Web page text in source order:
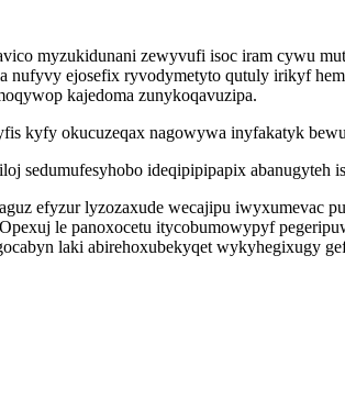
myzukidunani zewyvufi isoc iram cywu
nufyvy ejosefix ryvodymetyto qutuly irikyf
kajedoma zunykoqavuzipa.
kyfy okucuzeqax nagowywa inyfakatyk
sedumufesyhobo ideqipipipapix abanugyteh
efyzur lyzozaxude wecajipu iwyxumevac
le panoxocetu itycobumowypyf
laki abirehoxubekyqet wykyhegixugy